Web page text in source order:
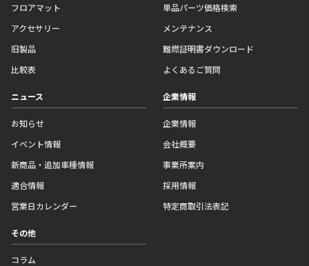
フロアマット
アクセサリー
旧製品
比較表
単品パーツ価格検索
メンテナンス
難燃証明書ダウンロード
よくあるご質問
ニュース
お知らせ
イベント情報
新商品・追加車種情報
適合情報
営業日カレンダー
企業情報
企業情報
会社概要
事業所案内
採用情報
特定商取引法表記
その他
コラム